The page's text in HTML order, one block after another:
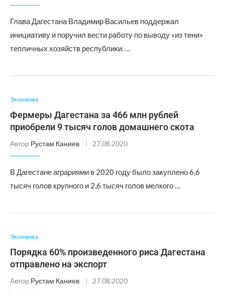
Глава Дагестана Владимир Васильев поддержал
инициативу и поручил вести работу по выводу «из тени»
тепличных хозяйств республики. …
Экономика
Фермеры Дагестана за 466 млн рублей
приобрели 9 тысяч голов домашнего скота
Автор Рустам Каниев 27.08.2020
В Дагестане аграриями в 2020 году было закуплено 6,6
тысяч голов крупного и 2,6 тысяч голов мелкого …
Экономика
Порядка 60% произведенного риса Дагестана
отправлено на экспорт
Автор Рустам Каниев 27.08.2020